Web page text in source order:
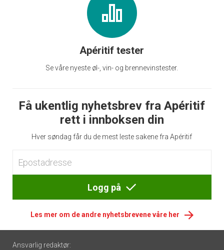
Apéritif tester
Se våre nyeste øl-, vin- og brennevinstester.
Få ukentlig nyhetsbrev fra Apéritif
rett i innboksen din
Hver søndag får du de mest leste sakene fra Apéritif
Logg på
Les mer om de andre nyhetsbrevene våre her
Footer
Ansvarlig redaktør: